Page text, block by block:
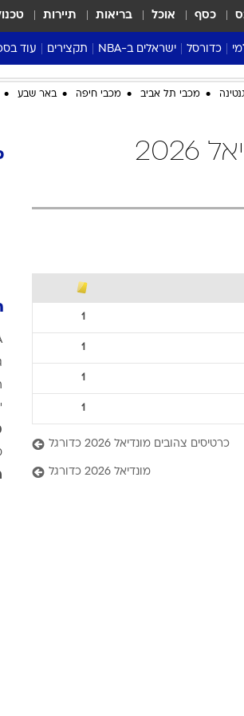
כסף אוכל בריאות תיירות
כדורסל
ליגת העל
ליגה לאומית
ישראלים ב-NBA
דני אבדיה
תקצירים עוד
מונדיאל 2026
NBA
ענפים
לוח
החידה
ארכיון
מכבי תל אביב מכבי חיפה באר שבע
דרום קוריאה כדורגל מונדיאל 2026
1
1
1
1
כרטיסים צהובים מונדיאל 2026 כדורגל
מונדיאל 2026 כדורגל